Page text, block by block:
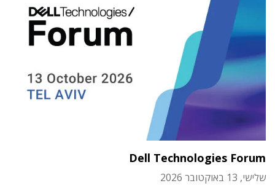
Dell Technologies Forum
שלישי, 13 באוקטובר 2026